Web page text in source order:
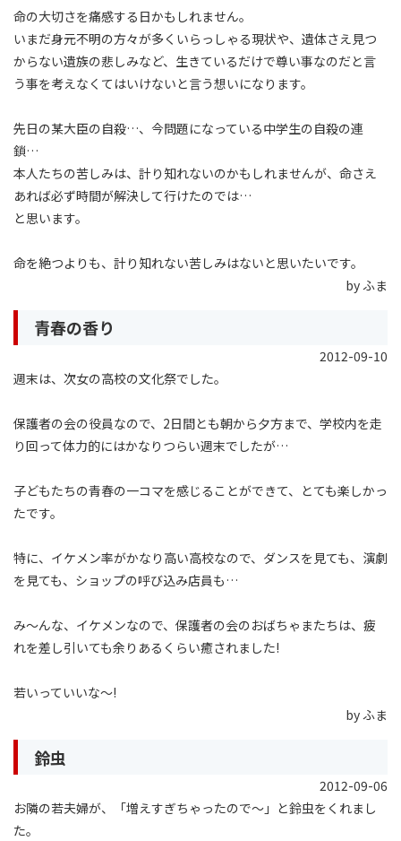
命の大切さを痛感する日かもしれません。
いまだ身元不明の方々が多くいらっしゃる現状や、遺体さえ見つ
からない遺族の悲しみなど、生きているだけで尊い事なのだと言
う事を考えなくてはいけないと言う想いになります。
先日の某大臣の自殺…、今問題になっている中学生の自殺の連
鎖…
本人たちの苦しみは、計り知れないのかもしれませんが、命さえ
あれば必ず時間が解決して行けたのでは…
と思います。
命を絶つよりも、計り知れない苦しみはないと思いたいです。
by ふま
青春の香り
2012-09-10
週末は、次女の高校の文化祭でした。
保護者の会の役員なので、2日間とも朝から夕方まで、学校内を走
り回って体力的にはかなりつらい週末でしたが…
子どもたちの青春の一コマを感じることができて、とても楽しかっ
たです。
特に、イケメン率がかなり高い高校なので、ダンスを見ても、演劇
を見ても、ショップの呼び込み店員も…
み〜んな、イケメンなので、保護者の会のおばちゃまたちは、疲
れを差し引いても余りあるくらい癒されました!
若いっていいな〜!
by ふま
鈴虫
2012-09-06
お隣の若夫婦が、「増えすぎちゃったので〜」と鈴虫をくれまし
た。